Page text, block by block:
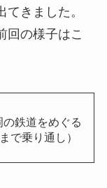
きました。
回の様子はこ
鉄道をめぐる
で乗り通し）